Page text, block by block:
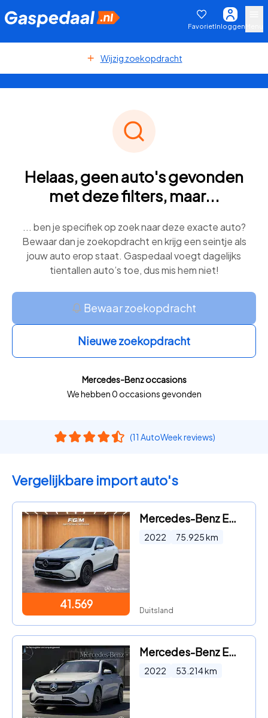
FavorietInloggen
Wijzig zoekopdracht
Helaas, geen auto's gevonden
met deze filters, maar...
... ben je specifiek op zoek naar deze exacte auto?
Bewaar dan je zoekopdracht en krijg een seintje als
jouw auto erop staat. Gaspedaal voegt dagelijks
tientallen auto’s toe, dus mis hem niet!
Bewaar zoekopdracht
Nieuwe zoekopdracht
Mercedes-Benz occasions
We hebben 0 occasions gevonden
(11 AutoWeek reviews)
Vergelijkbare import auto's
41.569
Mercedes-Benz EQC - 4Matic AMG Line
2022 75.925km
Duitsland
Mercedes-Benz EQC - 4Matic AMG Line
2022 53.214km